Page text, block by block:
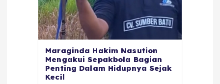
Maraginda Hakim Nasution
Mengakui Sepakbola Bagian
Penting Dalam Hidupnya Sejak
Kecil